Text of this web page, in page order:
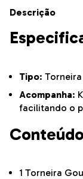
Descrição
Tipo:
Acompanha:
facilitando o
1 Torneira